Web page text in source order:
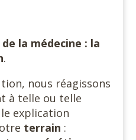
la médecine : la
.
nous réagissons
à telle ou telle
explication
terrain :